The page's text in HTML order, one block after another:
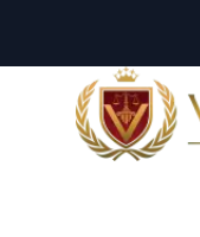
Vasquez